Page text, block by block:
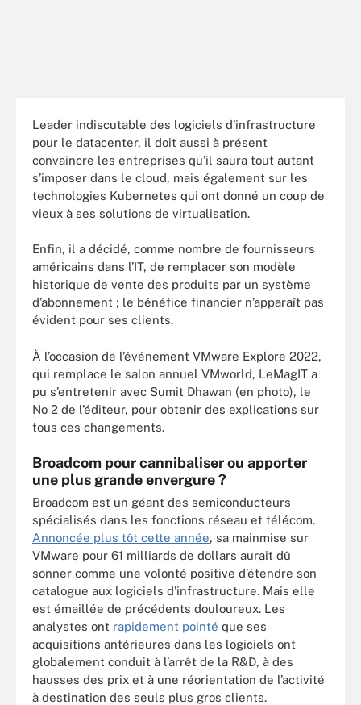
Leader indiscutable des logiciels d’infrastructure
pour le datacenter, il doit aussi à présent
convaincre les entreprises qu’il saura tout autant
s’imposer dans le cloud, mais également sur les
technologies Kubernetes qui ont donné un coup de
vieux à ses solutions de virtualisation.
Enfin, il a décidé, comme nombre de fournisseurs
américains dans l’IT, de remplacer son modèle
historique de vente des produits par un système
d’abonnement ; le bénéfice financier n’apparaît pas
évident pour ses clients.
À l’occasion de l’événement VMware Explore 2022,
qui remplace le salon annuel VMworld, LeMagIT a
pu s’entretenir avec Sumit Dhawan (en photo), le
No 2 de l’éditeur, pour obtenir des explications sur
tous ces changements.
Broadcom pour cannibaliser ou apporter
une plus grande envergure ?
Broadcom est un géant des semiconducteurs
spécialisés dans les fonctions réseau et télécom.
Annoncée plus tôt cette année, sa mainmise sur
VMware pour 61 milliards de dollars aurait dû
sonner comme une volonté positive d’étendre son
catalogue aux logiciels d’infrastructure. Mais elle
est émaillée de précédents douloureux. Les
analystes ont rapidement pointé que ses
acquisitions antérieures dans les logiciels ont
globalement conduit à l’arrêt de la R&D, à des
hausses des prix et à une réorientation de l’activité
à destination des seuls plus gros clients.